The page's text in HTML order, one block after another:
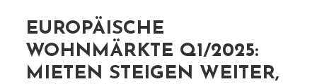
EUROPÄISCHE
WOHNMÄRKTE Q1/2025:
MIETEN STEIGEN WEITER,